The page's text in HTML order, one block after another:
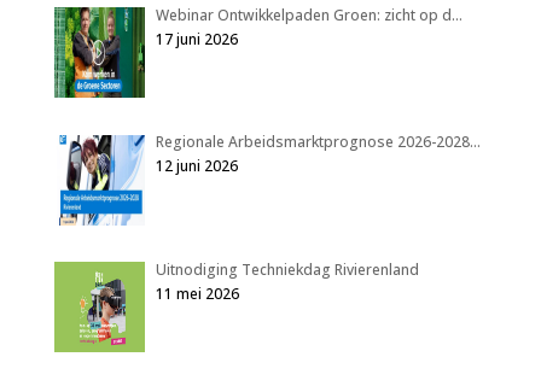
Webinar Ontwikkelpaden Groen: zicht op d…
17 juni 2026
Regionale Arbeidsmarktprognose 2026-2028…
12 juni 2026
Uitnodiging Techniekdag Rivierenland
11 mei 2026